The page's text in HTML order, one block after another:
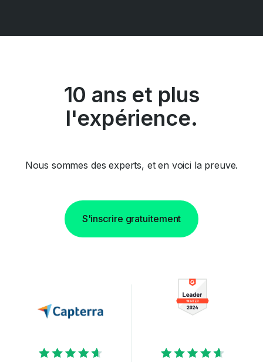
10 ans et plus
l'expérience.
Nous sommes des experts, et en voici la preuve.
S'inscrire gratuitement